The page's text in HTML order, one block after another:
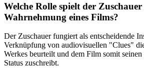
Welche Rolle spielt der
Wahrnehmung eines Films?
Der Zuschauer fungiert als entscheidende
Verknüpfung von audiovisuellen "Clues"
Werkes beurteilt und dem Film somit
Status zuschreibt.